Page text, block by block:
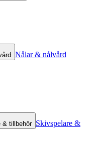
Nålar & nålvård
& tillbehör Skivspelare &